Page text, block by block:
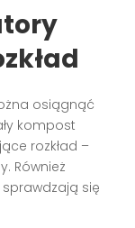
osiągnąć
kompost
rozkład –
Również
się